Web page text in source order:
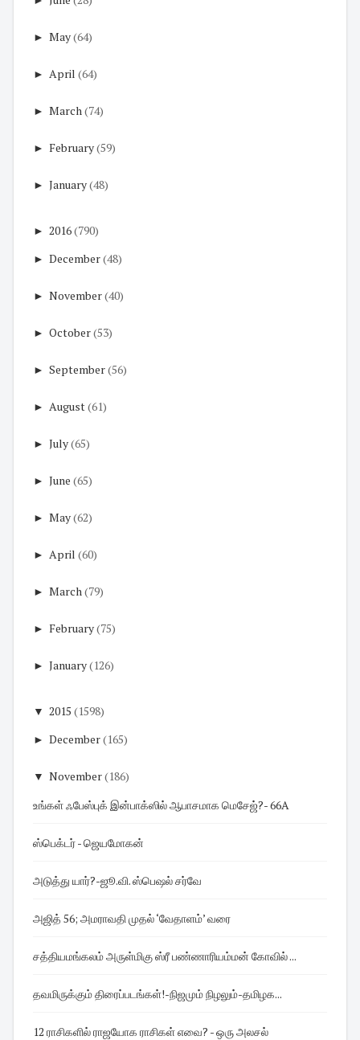
► May(64)
► April (64)
► March(74)
► February(59)
► January(48)
► 2016(790)
► December(48)
► November(40)
► October(53)
► September(56)
► August(61)
► July(65)
► June (65)
► May(62)
► April (60)
► March(79)
► February(75)
► January(126)
▼ 2015 (1598)
► December(165)
▼ November(186)
உங்கள் ஃபேஸ்புக் இன்பாக்ஸில் ஆபாசமாக மெசேஜ்?- 66A
ஸ்பெக்டர் - ஜெயமோகன்
அடுத்து யார்?-ஜூ.வி. ஸ்பெஷல் சர்வே
அஜித் 56; அமராவதி முதல் ‘வேதாளம்’ வரை
சத்தியமங்கலம் அருள்மிகு ஸ்ரீ பண்ணாரியம்மன் கோவில் ...
தவமிருக்கும் திரைப்படங்கள்! -நிஜமும் நிழலும்-தமிழக...
12 ராசிகளில் ராஜயோக ராசிகள் எவை? - ஒரு அலசல்